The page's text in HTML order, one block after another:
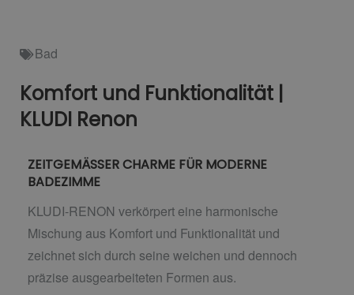
Bad
Komfort und Funktionalität |
KLUDI Renon
ZEITGEMÄSSER CHARME FÜR MODERNE
BADEZIMME
KLUDI-RENON verkörpert eine harmonische
Mischung aus Komfort und Funktionalität und
zeichnet sich durch seine weichen und dennoch
präzise ausgearbeiteten Formen aus.